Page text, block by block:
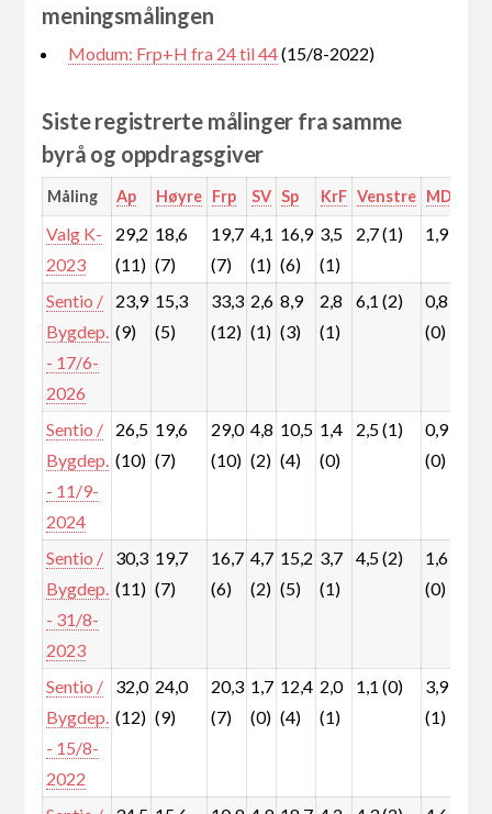
meningsmålingen
Modum: Frp+H fra 24 til 44(15/8-2022)
Siste registrerte målinger fra samme
byrå og oppdragsgiver
Måling Ap Høyre Frp SV Sp KrF Venstre MDG
Valg K-
2023
29,2
(11)
18,6
(7)
19,7
(7)
4,1
(1)
16,9
(6)
3,5
(1)
2,7 (1) 1,9
Sentio /
Bygdep.
- 17/6-
2026
23,9
(9)
15,3
(5)
33,3
(12)
2,6
(1)
8,9
(3)
2,8
(1)
6,1 (2)
0,8
(0)
Sentio /
Bygdep.
- 11/9-
2024
26,5
(10)
19,6
(7)
29,0
(10)
4,8
(2)
10,5
(4)
1,4
(0)
2,5 (1)
0,9
(0)
Sentio /
Bygdep.
- 31/8-
2023
30,3
(11)
19,7
(7)
16,7
(6)
4,7
(2)
15,2
(5)
3,7
(1)
4,5 (2)
1,6
(0)
Sentio /
Bygdep.
- 15/8-
2022
32,0
(12)
24,0
(9)
20,3
(7)
1,7
(0)
12,4
(4)
2,0
(1)
1,1 (0)
3,9
(1)